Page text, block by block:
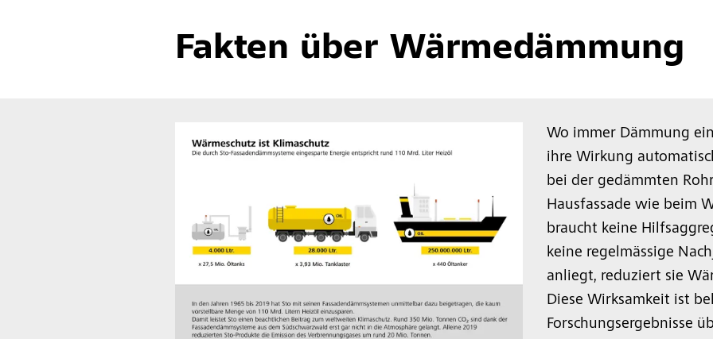
Fakten über Wärmedämmung
Wo immer Dämmung
ihre Wirkung
bei der gedämmten
Hausfassade wie beim
braucht keine
keine regelmässige
anliegt, reduziert sie
Diese Wirksamkeit ist
Forschungsergebnisse